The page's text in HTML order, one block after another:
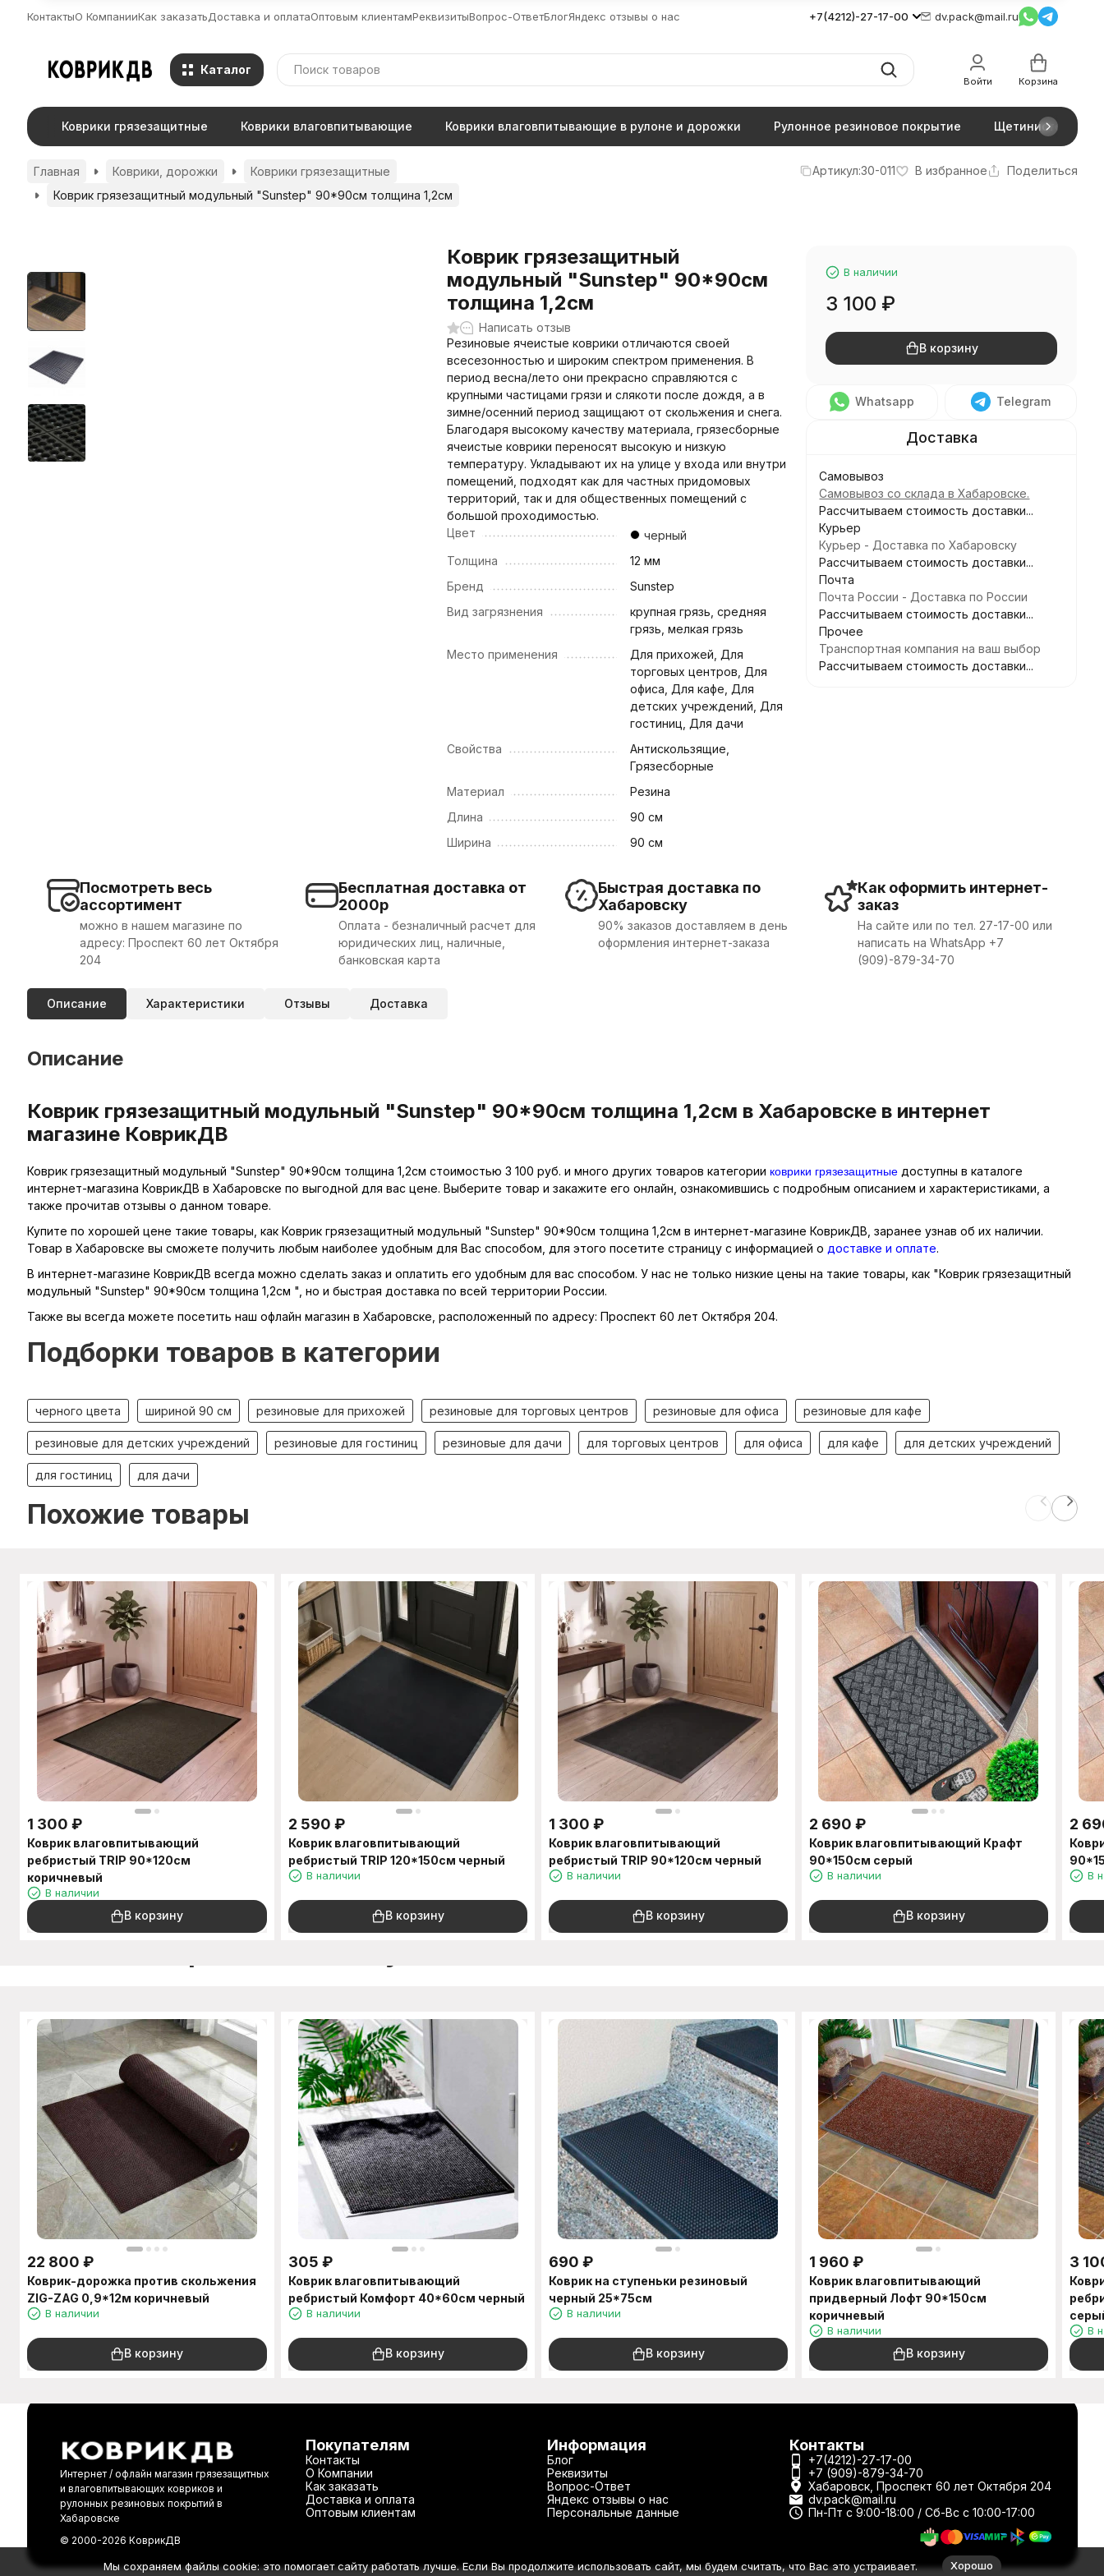
КонтактыО КомпанииКак заказатьДоставка и оплатаОптовым клиентамРеквизитыВопрос-ОтветБлогЯндекс отзывы о нас +7(4212)-27-17-00 dv.pack@mail.ru
Каталог
Войти Корзина
Коврики грязезащитные Коврики влаговпитывающие Коврики влаговпитывающие в рулоне и дорожки Рулонное резиновое покрытие Щетинистое
Главная Коврики, дорожки
Коврики грязезащитные
Коврик грязезащитный модульный "Sunstep" 90*90см толщина 1,2см
Артикул:30-011 В избранное Поделиться
Коврик грязезащитный
модульный "Sunstep" 90*90см
толщина 1,2см
Написать отзыв
Резиновые ячеистые коврики отличаются своей
всесезонностью и широким спектром применения. В
период весна/лето они прекрасно справляются с
крупными частицами грязи и слякоти после дождя, а в
зимне/осенний период защищают от скольжения и снега.
Благодаря высокому качеству материала, грязесборные
ячеистые коврики переносят высокую и низкую
температуру. Укладывают их на улице у входа или внутри
помещений, подходят как для частных придомовых
территорий, так и для общественных помещений с
большой проходимостью.
Цвет
черный
Толщина
12 мм
Бренд
Sunstep
Вид загрязнения
крупная грязь, средняя
грязь, мелкая грязь
Место применения
Для прихожей, Для
торговых центров, Для
офиса, Для кафе, Для
детских учреждений, Для
гостиниц, Для дачи
Свойства
Антискользящие,
Грязесборные
Материал
Резина
Длина
90 см
Ширина
90 см
В наличии
3 100 ₽
В корзину
Whatsapp Telegram
Самовывоз
Самовывоз со склада в Хабаровске.
Рассчитываем стоимость доставки...
Курьер
Курьер - Доставка по Хабаровску
Рассчитываем стоимость доставки...
Почта
Почта России - Доставка по России
Рассчитываем стоимость доставки...
Прочее
Транспортная компания на ваш выбор
Рассчитываем стоимость доставки...
Посмотреть весь
ассортимент
можно в нашем магазине по
адресу: Проспект 60 лет Октября
204
Бесплатная доставка от
2000р
Оплата - безналичный расчет для
юридических лиц, наличные,
банковская карта
Быстрая доставка по
Хабаровску
90% заказов доставляем в день
оформления интернет-заказа
Как оформить интернет-
заказ
На сайте или по тел. 27-17-00 или
написать на WhatsApp +7
(909)-879-34-70
Описание Характеристики Отзывы Доставка
Описание
Коврик грязезащитный модульный "Sunstep" 90*90см толщина 1,2см в Хабаровске в интернет
магазине КоврикДВ
Коврик грязезащитный модульный "Sunstep" 90*90см толщина 1,2см стоимостью 3 100 руб. и много других товаров категории коврики грязезащитныедоступны в каталоге
интернет-магазина КоврикДВ в Хабаровске по выгодной для вас цене. Выберите товар и закажите его онлайн, ознакомившись с подробным описанием и характеристиками, а
также прочитав отзывы о данном товаре.
Купите по хорошей цене такие товары, как Коврик грязезащитный модульный "Sunstep" 90*90см толщина 1,2см в интернет-магазине КоврикДВ, заранее узнав об их наличии.
Товар в Хабаровске вы сможете получить любым наиболее удобным для Вас способом, для этого посетите страницу с информацией о доставке и оплате.
В интернет-магазине КоврикДВ всегда можно сделать заказ и оплатить его удобным для вас способом. У нас не только низкие цены на такие товары, как "Коврик грязезащитный
модульный "Sunstep" 90*90см толщина 1,2см ", но и быстрая доставка по всей территории России.
Также вы всегда можете посетить наш офлайн магазин в Хабаровске, расположенный по адресу: Проспект 60 лет Октября 204.
Подборки товаров в категории
черного цвета шириной 90 см резиновые для прихожей резиновые для торговых центров резиновые для офиса резиновые для кафе
резиновые для детских учреждений резиновые для гостиниц резиновые для дачи для торговых центров для офиса для кафе для детских учреждений
для гостиниц для дачи
Похожие товары
1 300 ₽
Коврик влаговпитывающий
ребристый TRIP 90*120см
коричневый
В наличии
В корзину
2 590 ₽
Коврик влаговпитывающий
ребристый TRIP 120*150см черный
В наличии
В корзину
1 300 ₽
Коврик влаговпитывающий
ребристый TRIP 90*120см черный
В наличии
В корзину
2 690 ₽
Коврик влаговпитывающий Крафт
90*150см серый
В наличии
В корзину
2
В
22 800 ₽
Коврик-дорожка против скольжения
ZIG-ZAG 0,9*12м коричневый
В наличии
В корзину
305 ₽
Коврик влаговпитывающий
ребристый Комфорт 40*60см черный
В наличии
В корзину
690 ₽
Коврик на ступеньки резиновый
черный 25*75см
В наличии
В корзину
1 960 ₽
Коврик влаговпитывающий
придверный Лофт 90*150см
коричневый
В наличии
В корзину
3
В
Интернет / офлайн магазин грязезащитных
и влаговпитывающих ковриков и
рулонных резиновых покрытий в
Хабаровске
Покупателям
Контакты
О Компании
Как заказать
Доставка и оплата
Оптовым клиентам
Информация
Блог
Реквизиты
Вопрос-Ответ
Яндекс отзывы о нас
Персональные данные
Контакты
+7(4212)-27-17-00
+7 (909)-879-34-70
Хабаровск, Проспект 60 лет Октября 204
dv.pack@mail.ru
Пн-Пт с 9:00-18:00 / Сб-Вс с 10:00-17:00
© 2000-2026 КоврикДВ
Мы сохраняем файлы cookie: это помогает сайту работать лучше. Если Вы продолжите использовать сайт, мы будем считать, что Вас это устраивает. Хорошо